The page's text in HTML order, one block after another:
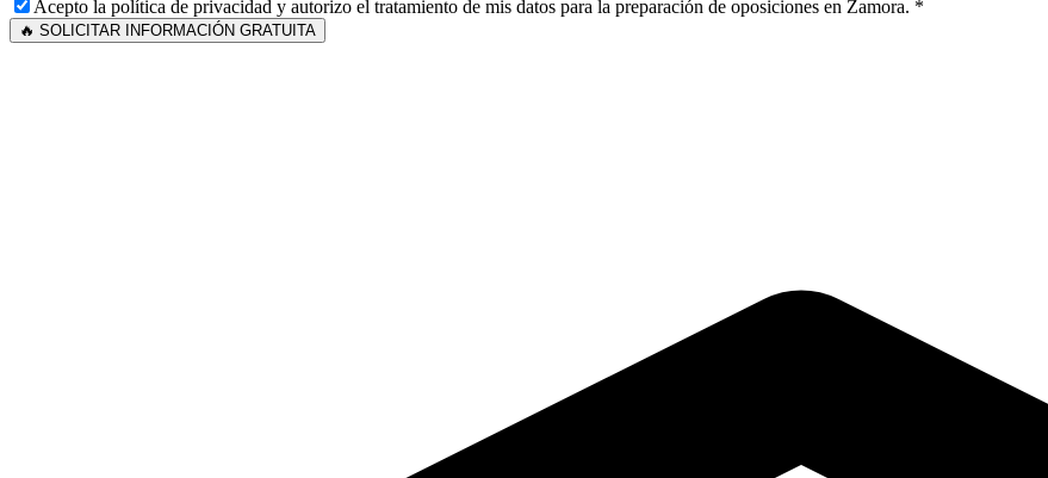
Acepto la política de privacidad y autorizo el tratamiento de mis datos para la preparación de oposiciones en Zamora. *
🔥 SOLICITAR INFORMACIÓN GRATUITA